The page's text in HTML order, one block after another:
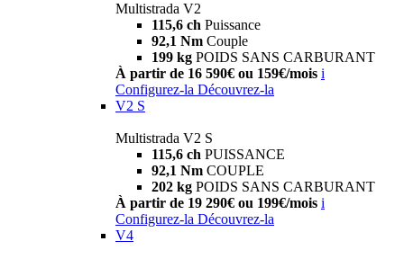
Multistrada V2
115,6 ch Puissance
92,1 Nm Couple
199 kg POIDS SANS CARBURANT
À partir de 16 590€ ou 159€/mois i
Configurez-la Découvrez-la
V2 S
Multistrada V2 S
115,6 ch PUISSANCE
92,1 Nm COUPLE
202 kg POIDS SANS CARBURANT
À partir de 19 290€ ou 199€/mois i
Configurez-la Découvrez-la
V4